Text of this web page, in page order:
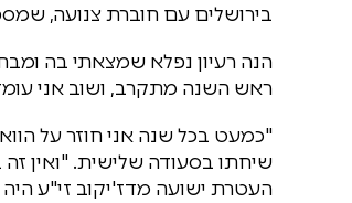
בירושלים עם חוברת צנועה,
הנה רעיון נפלא שמצאתי בה
ראש השנה מתקרב, ושוב אני
"כמעט בכל שנה אני חוזר על
שיחתו בסעודה שלישית. "ואין
העטרת ישועה מדז'יקוב זי"ע